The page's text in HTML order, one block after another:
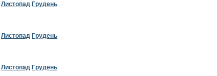
Листопад Грудень
Листопад Грудень
Листопад Грудень